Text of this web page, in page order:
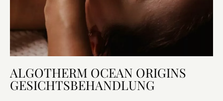
ALGOTHERM OCEAN ORIGINS
GESICHTSBEHANDLUNG